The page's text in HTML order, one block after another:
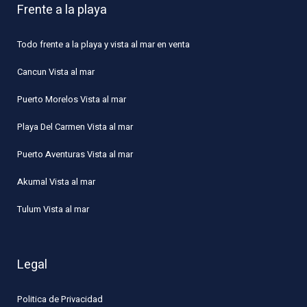
Frente a la playa
Todo frente a la playa y vista al mar en venta
Cancun Vista al mar
Puerto Morelos Vista al mar
Playa Del Carmen Vista al mar
Puerto Aventuras Vista al mar
Akumal Vista al mar
Tulum Vista al mar
Legal
Politica de Privacidad